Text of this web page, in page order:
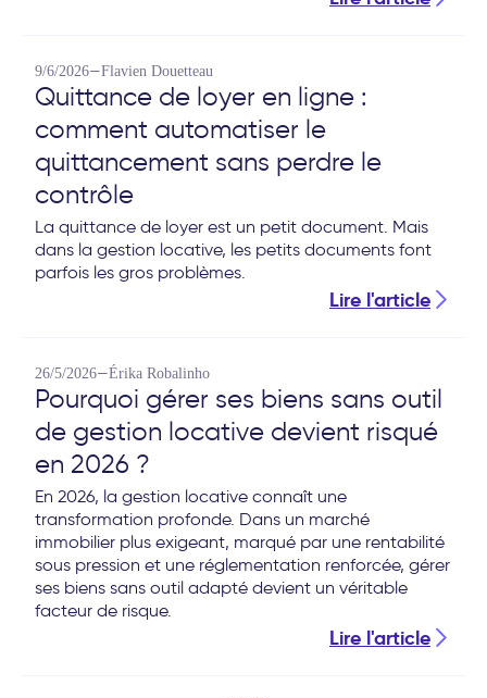
9/6/2026—Flavien Douetteau
Quittance de loyer en ligne :
comment automatiser le
quittancement sans perdre le
contrôle
La quittance de loyer est un petit document. Mais
dans la gestion locative, les petits documents font
parfois les gros problèmes.
Lire l'article
26/5/2026—Érika Robalinho
Pourquoi gérer ses biens sans outil
de gestion locative devient risqué
en 2026 ?
En 2026, la gestion locative connaît une
transformation profonde. Dans un marché
immobilier plus exigeant, marqué par une rentabilité
sous pression et une réglementation renforcée, gérer
ses biens sans outil adapté devient un véritable
facteur de risque.
Lire l'article